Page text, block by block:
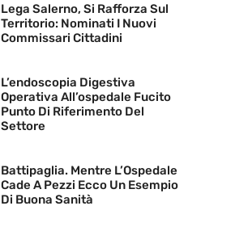
Lega Salerno, Si Rafforza Sul
Territorio: Nominati I Nuovi
Commissari Cittadini
L’endoscopia Digestiva
Operativa All’ospedale Fucito
Punto Di Riferimento Del
Settore
Battipaglia. Mentre L’Ospedale
Cade A Pezzi Ecco Un Esempio
Di Buona Sanità